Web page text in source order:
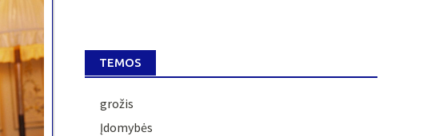
TEMOS
grožis
Įdomybės